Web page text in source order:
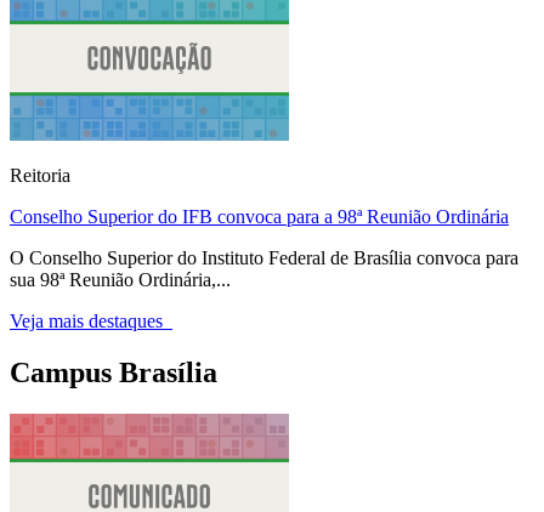
Reitoria
Conselho Superior do IFB convoca para a 98ª Reunião Ordinária
O Conselho Superior do Instituto Federal de Brasília convoca para
sua 98ª Reunião Ordinária,...
Veja mais destaques
Campus Brasília